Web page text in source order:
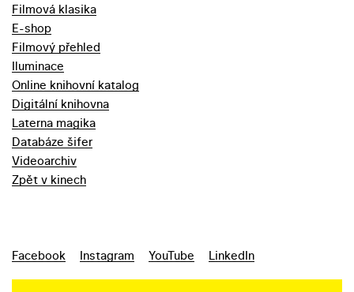
Filmová klasika
E-shop
Filmový přehled
Iluminace
Online knihovní katalog
Digitální knihovna
Laterna magika
Databáze šifer
Videoarchiv
Zpět v kinech
Facebook Instagram YouTube LinkedIn